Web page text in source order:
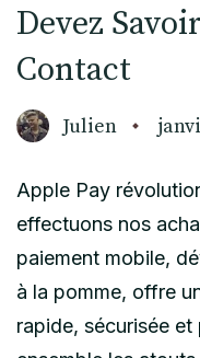
Devez
Contact
Julien
Apple Pay
effectuons nos
paiement mobile,
à la pomme, offre
rapide, sécurisée